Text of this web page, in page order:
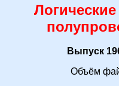
Выпуск
Объём